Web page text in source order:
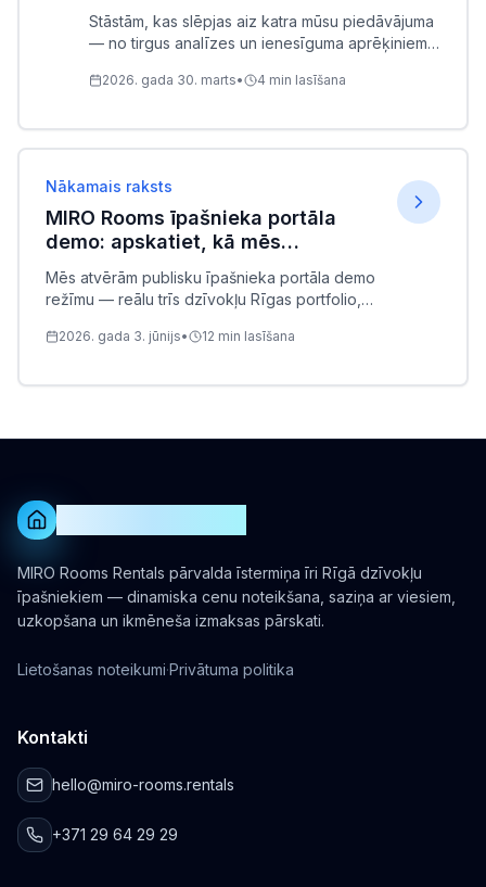
Stāstām, kas slēpjas aiz katra mūsu piedāvājuma
— no tirgus analīzes un ienesīguma aprēķiniem
prognozēm.
2026. gada 30. marts• 4 min lasīšana
Nākamais raksts
MIRO Rooms īpašnieka portāla
demo: apskatiet, kā mēs
dzīvokli
Mēs atvērām publisku īpašnieka portāla demo
režīmu — reālu trīs dzīvokļu Rīgas portfolio,
kāpēc izveidojām tik caurspīdīgu atskaiti, kas
kabineta iekšienē: no katras rezervācijas un
2026. gada 3. jūnijs• 12 min lasīšana
MIRO Rooms Rentals pārvalda īstermiņa īri Rīgā dzīvokļu
īpašniekiem — dinamiska cenu noteikšana, saziņa ar viesiem,
uzkopšana un ikmēneša izmaksas pārskati.
Lietošanas noteikumi·Privātuma politika
Kontakti
hello@miro-rooms.rentals
+371 29 64 29 29